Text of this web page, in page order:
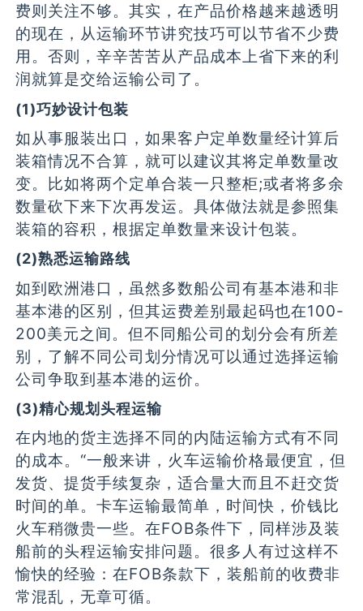
费则关注不够。其实，在产品价格越来越透明
的现在，从运输环节讲究技巧可以节省不少费
用。否则，辛辛苦苦从产品成本上省下来的利
润就算是交给运输公司了。
(1)巧妙设计包装
如从事服装出口，如果客户定单数量经计算后
装箱情况不合算，就可以建议其将定单数量改
变。比如将两个定单合装一只整柜;或者将多余
数量砍下来下次再发运。具体做法就是参照集
装箱的容积，根据定单数量来设计包装。
(2)熟悉运输路线
如到欧洲港口，虽然多数船公司有基本港和非
基本港的区别，但其运费差别最起码也在100-
200美元之间。但不同船公司的划分会有所差
别，了解不同公司划分情况可以通过选择运输
公司争取到基本港的运价。
(3)精心规划头程运输
在内地的货主选择不同的内陆运输方式有不同
的成本。“一般来讲，火车运输价格最便宜，但
发货、提货手续复杂，适合量大而且不赶交货
时间的单。卡车运输最简单，时间快，价钱比
火车稍微贵一些。在FOB条件下，同样涉及装
船前的头程运输安排问题。很多人有过这样不
愉快的经验：在FOB条款下，装船前的收费非
常混乱，无章可循。